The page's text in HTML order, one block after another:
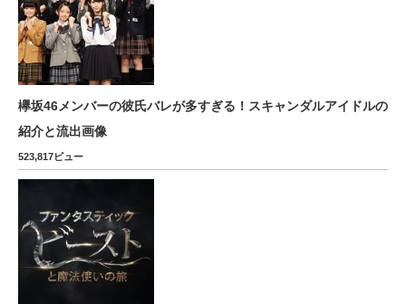
欅坂46メンバーの彼氏バレが多すぎる！スキャンダルアイドルの
紹介と流出画像
523,817ビュー